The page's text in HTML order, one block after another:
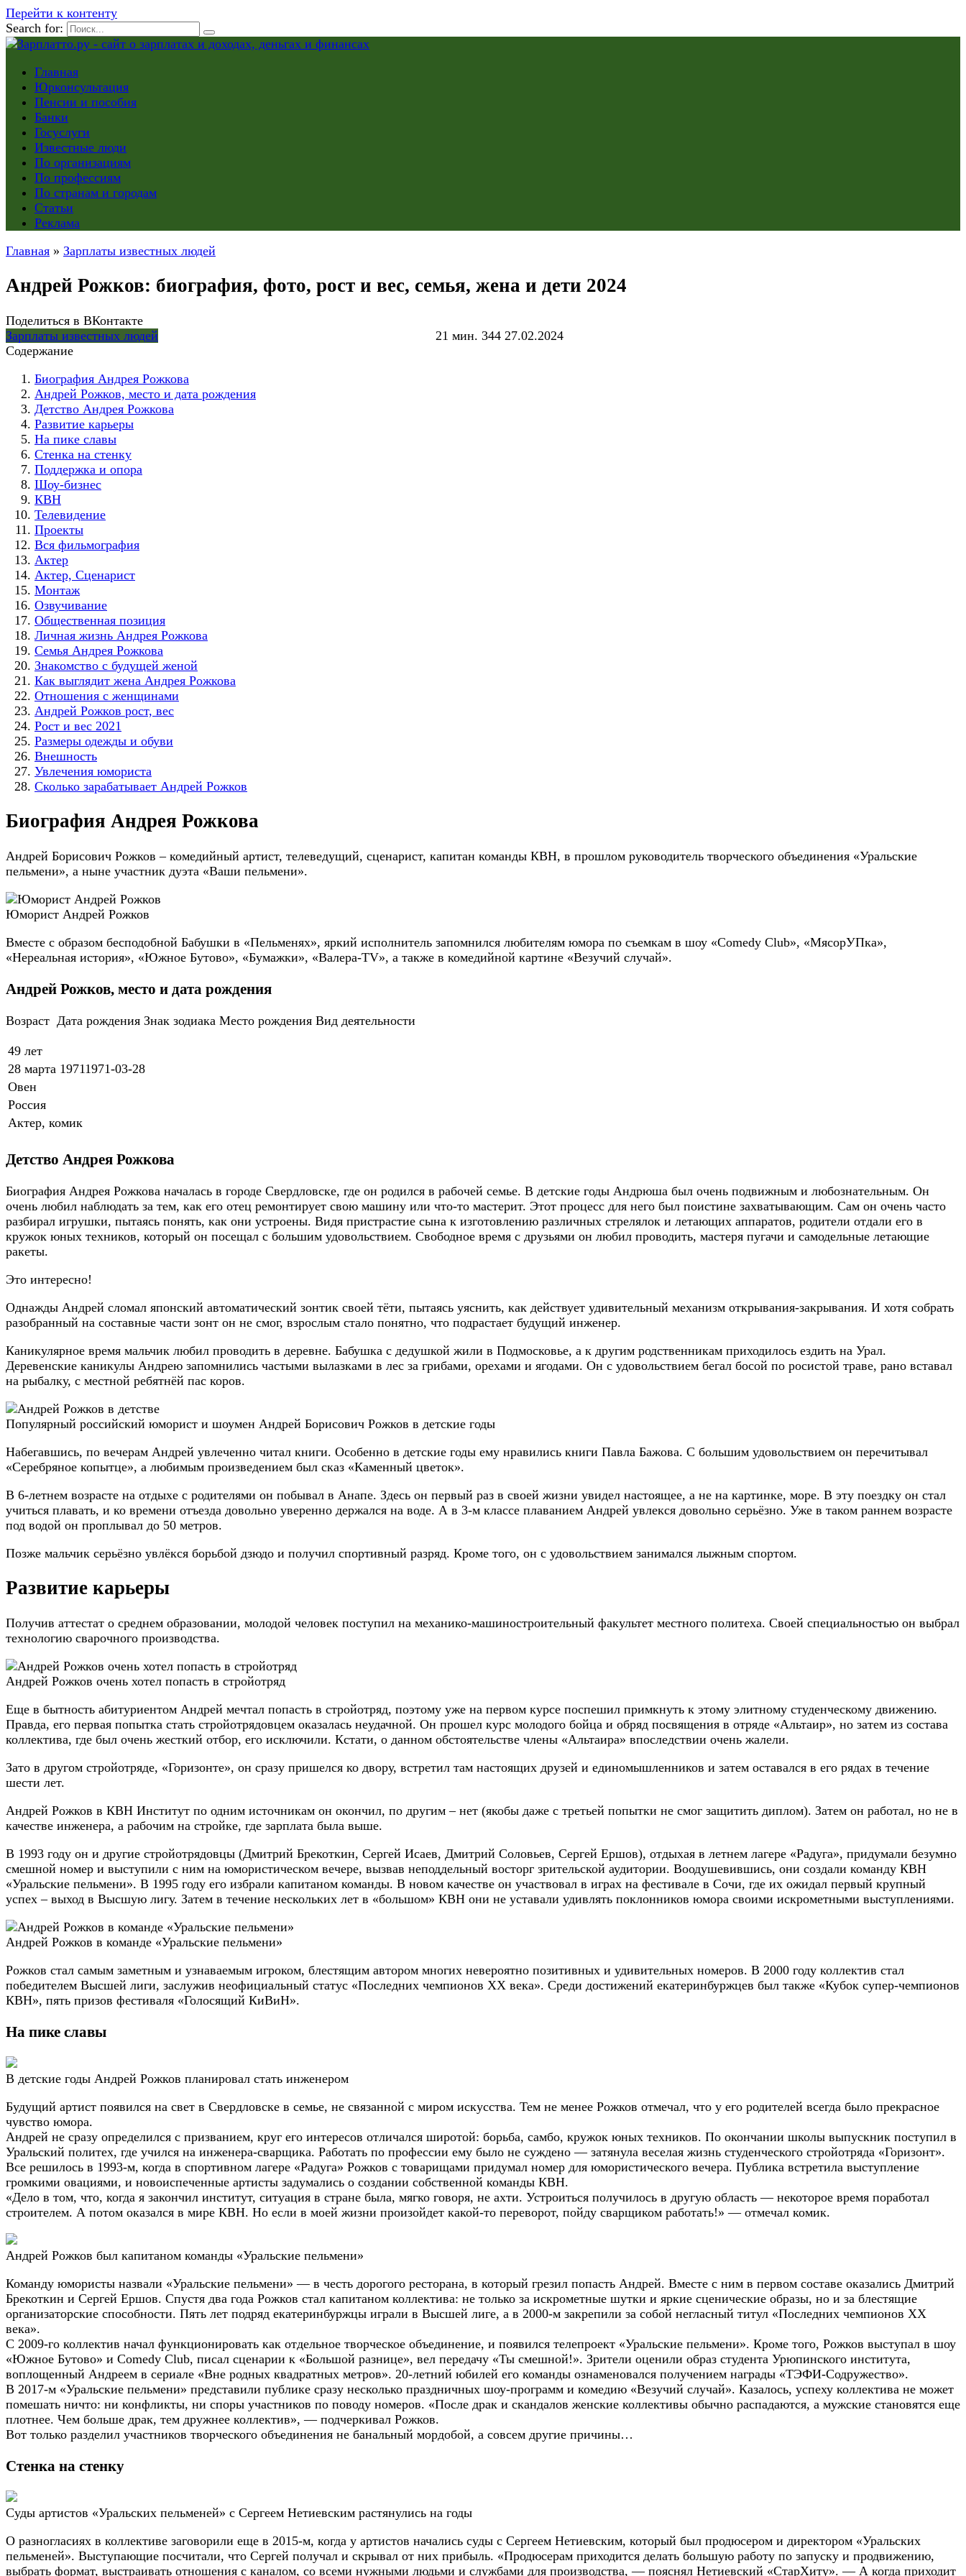
Перейти к контенту
Search for:
Главная
Юрконсультация
Пенсии и пособия
Банки
Госуслуги
Известные люди
По организациям
По профессиям
По странам и городам
Статьи
Реклама
Главная » Зарплаты известных людей
Андрей Рожков: биография, фото, рост и вес, семья, жена и дети 2024
Поделиться в ВКонтакте
Зарплаты известных людей
21 мин. 344 27.02.2024
Содержание
Биография Андрея Рожкова
Андрей Рожков, место и дата рождения
Детство Андрея Рожкова
Развитие карьеры
На пике славы
Стенка на стенку
Поддержка и опора
Шоу-бизнес
КВН
Телевидение
Проекты
Вся фильмография
Актер
Актер, Сценарист
Монтаж
Озвучивание
Общественная позиция
Личная жизнь Андрея Рожкова
Семья Андрея Рожкова
Знакомство с будущей женой
Как выглядит жена Андрея Рожкова
Отношения с женщинами
Андрей Рожков рост, вес
Рост и вес 2021
Размеры одежды и обуви
Внешность
Увлечения юмориста
Сколько зарабатывает Андрей Рожков
Биография Андрея Рожкова
Андрей Борисович Рожков – комедийный артист, телеведущий, сценарист, капитан команды КВН, в прошлом руководитель творческого объединения «Уральские
пельмени», а ныне участник дуэта «Ваши пельмени».
Юморист Андрей Рожков
Вместе с образом бесподобной Бабушки в «Пельменях», яркий исполнитель запомнился любителям юмора по съемкам в шоу «Comedy Club», «МясорУПка»,
«Нереальная история», «Южное Бутово», «Бумажки», «Валера-TV», а также в комедийной картине «Везучий случай».
Андрей Рожков, место и дата рождения
Возраст Дата рождения Знак зодиака Место рождения Вид деятельности
49 лет
28 марта 19711971-03-28
Овен
Россия
Актер, комик
Детство Андрея Рожкова
Биография Андрея Рожкова началась в городе Свердловске, где он родился в рабочей семье. В детские годы Андрюша был очень подвижным и любознательным. Он
очень любил наблюдать за тем, как его отец ремонтирует свою машину или что-то мастерит. Этот процесс для него был поистине захватывающим. Сам он очень часто
разбирал игрушки, пытаясь понять, как они устроены. Видя пристрастие сына к изготовлению различных стрелялок и летающих аппаратов, родители отдали его в
кружок юных техников, который он посещал с большим удовольствием. Свободное время с друзьями он любил проводить, мастеря пугачи и самодельные летающие
ракеты.
Это интересно!
Однажды Андрей сломал японский автоматический зонтик своей тёти, пытаясь уяснить, как действует удивительный механизм открывания-закрывания. И хотя собрать
разобранный на составные части зонт он не смог, взрослым стало понятно, что подрастает будущий инженер.
Каникулярное время мальчик любил проводить в деревне. Бабушка с дедушкой жили в Подмосковье, а к другим родственникам приходилось ездить на Урал.
Деревенские каникулы Андрею запомнились частыми вылазками в лес за грибами, орехами и ягодами. Он с удовольствием бегал босой по росистой траве, рано вставал
на рыбалку, с местной ребятнёй пас коров.
Популярный российский юморист и шоумен Андрей Борисович Рожков в детские годы
Набегавшись, по вечерам Андрей увлеченно читал книги. Особенно в детские годы ему нравились книги Павла Бажова. С большим удовольствием он перечитывал
«Серебряное копытце», а любимым произведением был сказ «Каменный цветок».
В 6-летнем возрасте на отдыхе с родителями он побывал в Анапе. Здесь он первый раз в своей жизни увидел настоящее, а не на картинке, море. В эту поездку он стал
учиться плавать, и ко времени отъезда довольно уверенно держался на воде. А в 3-м классе плаванием Андрей увлекся довольно серьёзно. Уже в таком раннем возрасте
под водой он проплывал до 50 метров.
Позже мальчик серьёзно увлёкся борьбой дзюдо и получил спортивный разряд. Кроме того, он с удовольствием занимался лыжным спортом.
Развитие карьеры
Получив аттестат о среднем образовании, молодой человек поступил на механико-машиностроительный факультет местного политеха. Своей специальностью он выбрал
технологию сварочного производства.
Андрей Рожков очень хотел попасть в стройотряд
Еще в бытность абитуриентом Андрей мечтал попасть в стройотряд, поэтому уже на первом курсе поспешил примкнуть к этому элитному студенческому движению.
Правда, его первая попытка стать стройотрядовцем оказалась неудачной. Он прошел курс молодого бойца и обряд посвящения в отряде «Альтаир», но затем из состава
коллектива, где был очень жесткий отбор, его исключили. Кстати, о данном обстоятельстве члены «Альтаира» впоследствии очень жалели.
Зато в другом стройотряде, «Горизонте», он сразу пришелся ко двору, встретил там настоящих друзей и единомышленников и затем оставался в его рядах в течение
шести лет.
Андрей Рожков в КВН Институт по одним источникам он окончил, по другим – нет (якобы даже с третьей попытки не смог защитить диплом). Затем он работал, но не в
качестве инженера, а рабочим на стройке, где зарплата была выше.
В 1993 году он и другие стройотрядовцы (Дмитрий Брекоткин, Сергей Исаев, Дмитрий Соловьев, Сергей Ершов), отдыхая в летнем лагере «Радуга», придумали безумно
смешной номер и выступили с ним на юмористическом вечере, вызвав неподдельный восторг зрительской аудитории. Воодушевившись, они создали команду КВН
«Уральские пельмени». В 1995 году его избрали капитаном команды. В новом качестве он участвовал в играх на фестивале в Сочи, где их ожидал первый крупный
успех – выход в Высшую лигу. Затем в течение нескольких лет в «большом» КВН они не уставали удивлять поклонников юмора своими искрометными выступлениями.
Андрей Рожков в команде «Уральские пельмени»
Рожков стал самым заметным и узнаваемым игроком, блестящим автором многих невероятно позитивных и удивительных номеров. В 2000 году коллектив стал
победителем Высшей лиги, заслужив неофициальный статус «Последних чемпионов ХХ века». Среди достижений екатеринбуржцев был также «Кубок супер-чемпионов
КВН», пять призов фестиваля «Голосящий КиВиН».
На пике славы
В детские годы Андрей Рожков планировал стать инженером
Будущий артист появился на свет в Свердловске в семье, не связанной с миром искусства. Тем не менее Рожков отмечал, что у его родителей всегда было прекрасное
чувство юмора.
Андрей не сразу определился с призванием, круг его интересов отличался широтой: борьба, самбо, кружок юных техников. По окончании школы выпускник поступил в
Уральский политех, где учился на инженера-сварщика. Работать по профессии ему было не суждено — затянула веселая жизнь студенческого стройотряда «Горизонт».
Все решилось в 1993-м, когда в спортивном лагере «Радуга» Рожков с товарищами придумал номер для юмористического вечера. Публика встретила выступление
громкими овациями, и новоиспеченные артисты задумались о создании собственной команды КВН.
«Дело в том, что, когда я закончил институт, ситуация в стране была, мягко говоря, не ахти. Устроиться получилось в другую область — некоторое время поработал
строителем. А потом оказался в мире КВН. Но если в моей жизни произойдет какой-то переворот, пойду сварщиком работать!» — отмечал комик.
Андрей Рожков был капитаном команды «Уральские пельмени»
Команду юмористы назвали «Уральские пельмени» — в честь дорогого ресторана, в который грезил попасть Андрей. Вместе с ним в первом составе оказались Дмитрий
Брекоткин и Сергей Ершов. Спустя два года Рожков стал капитаном коллектива: не только за искрометные шутки и яркие сценические образы, но и за блестящие
организаторские способности. Пять лет подряд екатеринбуржцы играли в Высшей лиге, а в 2000-м закрепили за собой негласный титул «Последних чемпионов ХХ
века».
С 2009-го коллектив начал функционировать как отдельное творческое объединение, и появился телепроект «Уральские пельмени». Кроме того, Рожков выступал в шоу
«Южное Бутово» и Comedy Club, писал сценарии к «Большой разнице», вел передачу «Ты смешной!». Зрители оценили образ студента Урюпинского института,
воплощенный Андреем в сериале «Вне родных квадратных метров». 20-летний юбилей его команды ознаменовался получением награды «ТЭФИ-Содружество».
В 2017-м «Уральские пельмени» представили публике сразу несколько праздничных шоу-программ и комедию «Везучий случай». Казалось, успеху коллектива не может
помешать ничто: ни конфликты, ни споры участников по поводу номеров. «После драк и скандалов женские коллективы обычно распадаются, а мужские становятся еще
плотнее. Чем больше драк, тем дружнее коллектив», — подчеркивал Рожков.
Вот только разделил участников творческого объединения не банальный мордобой, а совсем другие причины…
Стенка на стенку
Суды артистов «Уральских пельменей» с Сергеем Нетиевским растянулись на годы
О разногласиях в коллективе заговорили еще в 2015-м, когда у артистов начались суды с Сергеем Нетиевским, который был продюсером и директором «Уральских
пельменей». Выступающие посчитали, что Сергей получал и скрывал от них прибыль. «Продюсерам приходится делать большую работу по запуску и продвижению,
выбрать формат, выстраивать отношения с каналом, со всеми нужными людьми и службами для производства, — пояснял Нетиевский «СтарХиту». — А когда приходит